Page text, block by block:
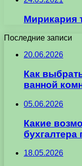
Мирикария
Последние записи
20.06.2026
Как
ванной
05.06.2026
Какие
бухгалтера
18.05.2026